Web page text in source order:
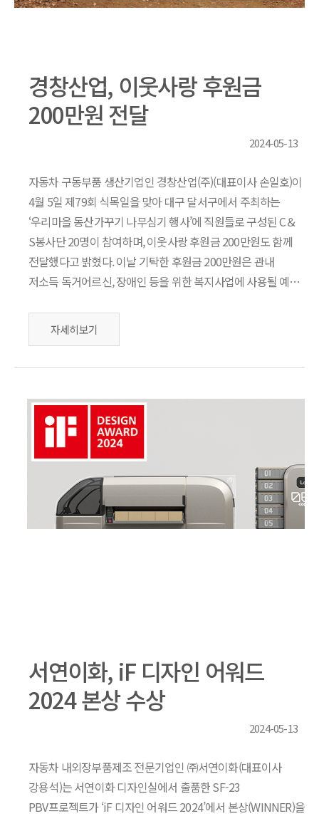
경창산업, 이웃사랑 후원금
200만원 전달
2024-05-13
자동차 구동부품 생산기업인 경창산업(주)(대표이사 손일호)이
4월 5일 제79회 식목일을 맞아 대구 달서구에서 주최하는
‘우리마을 동산가꾸기 나무심기 행사’에 직원들로 구성된 C＆
S봉사단 20명이 참여하며, 이웃사랑 후원금 200만원도 함께
전달했다고 밝혔다. 이날 기탁한 후원금 200만원은 관내
저소득 독거어르신, 장애인 등을 위한 복지사업에 사용될 예…
자세히보기
서연이화, iF 디자인 어워드
2024 본상 수상
2024-05-13
자동차 내외장부품제조 전문기업인 ㈜서연이화(대표이사
강용석)는 서연이화 디자인실에서 출품한 SF-23
PBV프로젝트가 ‘iF 디자인 어워드 2024’에서 본상(WINNER)을